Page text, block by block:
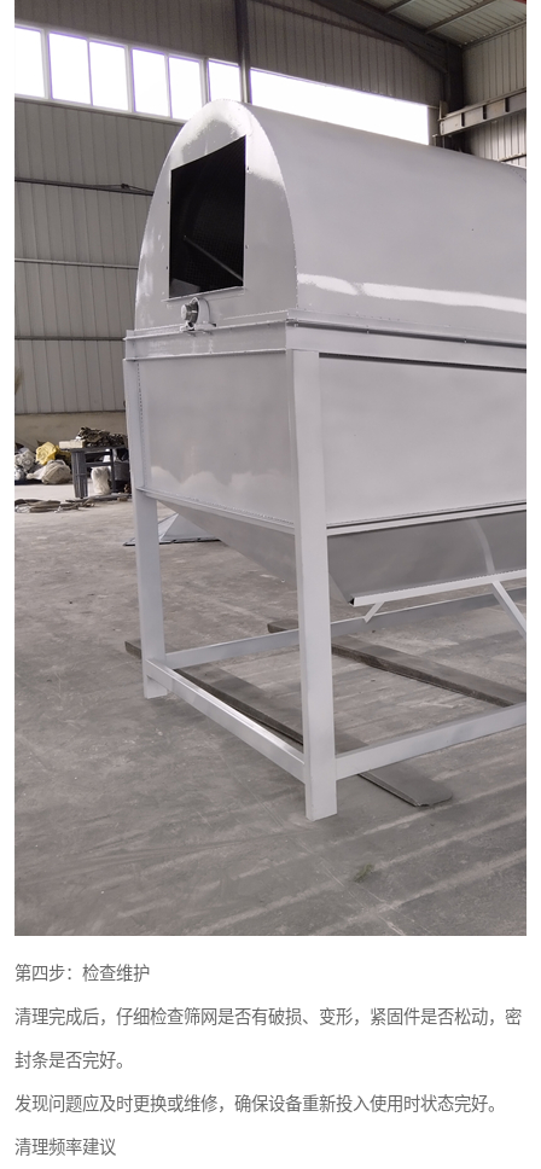
第四步：检查维护
清理完成后，仔细检查筛网是否有破损、变形，紧固件是否松动，密
封条是否完好。
发现问题应及时更换或维修，确保设备重新投入使用时状态完好。
清理频率建议